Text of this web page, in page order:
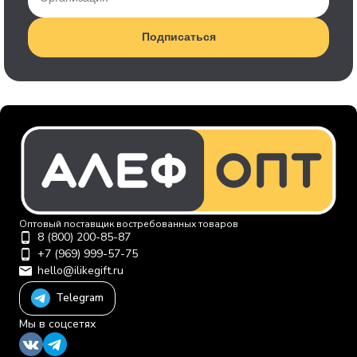
Подписаться
Оптовый поставщик востребованных товаров
8 (800) 200-85-87
+7 (969) 999-57-75
hello@ilikegift.ru
Telegram
Мы в соцсетях